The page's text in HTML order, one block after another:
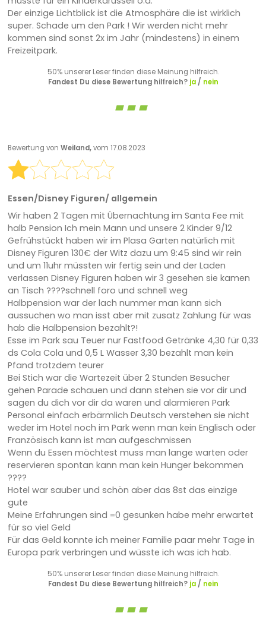
Der einzige Lichtblick ist die Atmosphäre die ist wirklich
super. Schade um den Park ! Wir werden nicht mehr
kommen sind sonst 2x im Jahr (mindestens) in einem
Freizeitpark.
50% unserer Leser finden diese Meinung hilfreich.
Fandest Du diese Bewertung hilfreich? ja/ nein
Bewertung von Weiland,vom 17.08.2023
Essen/Disney Figuren/ allgemein
Wir haben 2 Tagen mit Übernachtung im Santa Fee mit
halb Pension Ich mein Mann und unsere 2 Kinder 9/12
Gefrühstückt haben wir im Plasa Garten natürlich mit
Disney Figuren 130€ der Witz dazu um 9:45 sind wir rein
und um 11uhr müssten wir fertig sein und der Laden
verlassen Disney Figuren haben wir 3 gesehen sie kamen
an Tisch ????schnell foro und schnell weg
Halbpension war der lach nummer man kann sich
aussuchen wo man isst aber mit zusatz Zahlung für was
hab die Halbpension bezahlt?!
Esse im Park sau Teuer nur Fastfood Getränke 4,30 für 0,33
ds Cola Cola und 0,5 L Wasser 3,30 bezahlt man kein
Pfand trotzdem teurer
Bei Stich war die Wartezeit über 2 Stunden Besucher
gehen Parade schauen und dann stehen sie vor dir und
sagen du dich vor dir da waren und alarmieren Park
Personal einfach erbärmlich Deutsch verstehen sie nicht
weder im Hotel noch im Park wenn man kein Englisch oder
Französisch kann ist man aufgeschmissen
Wenn du Essen möchtest muss man lange warten oder
reservieren spontan kann man kein Hunger bekommen
????
Hotel war sauber und schön aber das 8st das einzige
gute
Meine Erfahrungen sind =0 gesunken habe mehr erwartet
für so viel Geld
Für das Geld konnte ich meiner Familie paar mehr Tage in
Europa park verbringen und wüsste ich was ich hab.
50% unserer Leser finden diese Meinung hilfreich.
Fandest Du diese Bewertung hilfreich? ja/ nein